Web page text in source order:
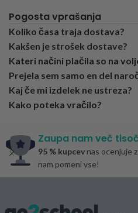
Pogosta vprašanja
Koliko časa traja dostava?
Kakšen je strošek dostave?
Kateri načini plačila so na
Prejela sem samo en del
Kaj če mi izdelek ne ustreza?
Kako poteka vračilo?
Zaupa nam več
95 % kupcev nas ocenjuje
nam pomeni vse!